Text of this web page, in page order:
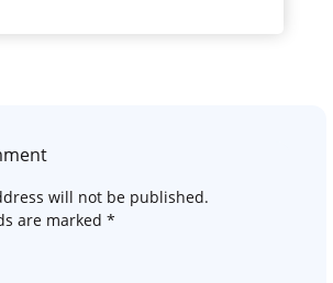
will not be published.
are marked *